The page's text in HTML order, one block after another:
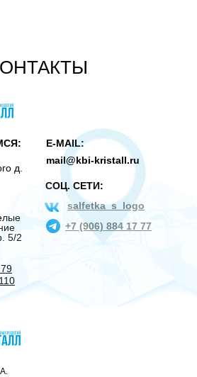
д.
5/2
E-MAIL:
mail@kbi-kristall.ru
СОЦ. СЕТИ:
salfetka_s_logo
+7 (906) 884 17 77